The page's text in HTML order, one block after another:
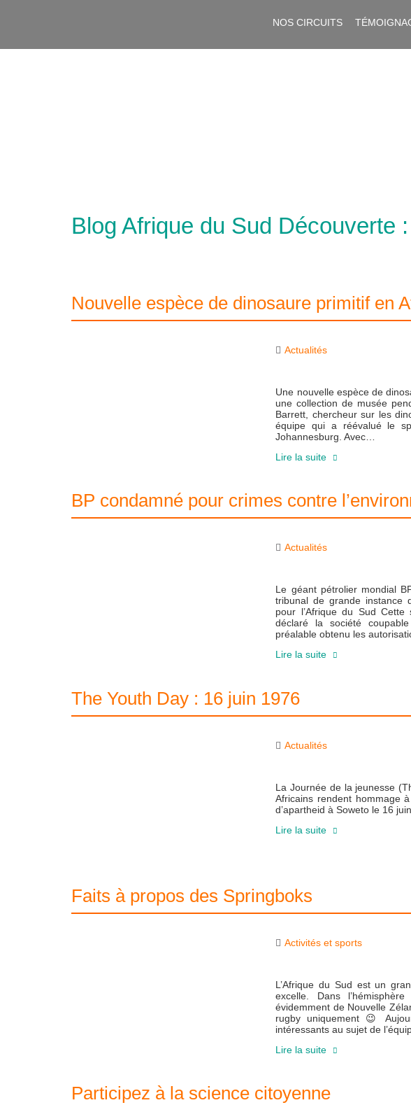
NOS CIRCUITS
Blog Afrique du Sud Découverte
Nouvelle espèce de dinosaure primitif en
Actualités
Une nouvelle espèce de
une collection de musée
Barrett, chercheur sur les
équipe qui a réévalué le
Johannesburg. Avec…
Lire la suite
BP condamné pour crimes contre
Actualités
Le géant pétrolier mondial
tribunal de grande instance
pour l’Afrique du Sud
déclaré la société
préalable obtenu les
Lire la suite
The Youth Day : 16 juin 1976
Actualités
La Journée de la jeunesse
Africains rendent hommage
d’apartheid à Soweto le 16
Lire la suite
Faits à propos des Springboks
Activités et sports
L’Afrique du Sud est un
excelle. Dans
évidemment de Nouvelle
rugby uniquement 😉
intéressants au sujet de
Lire la suite
Participez à la science citoyenne